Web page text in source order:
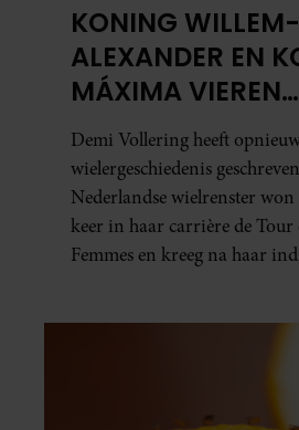
KONING WILLEM-
ALEXANDER EN
MÁXIMA VIEREN
HISTORISCHE
VOLLERING OP
FRANCE FEMMES
Demi Vollering heeft
wielergeschiedenis
Nederlandse wielrenster
keer in haar carrière de Tour
Femmes en kreeg na haar